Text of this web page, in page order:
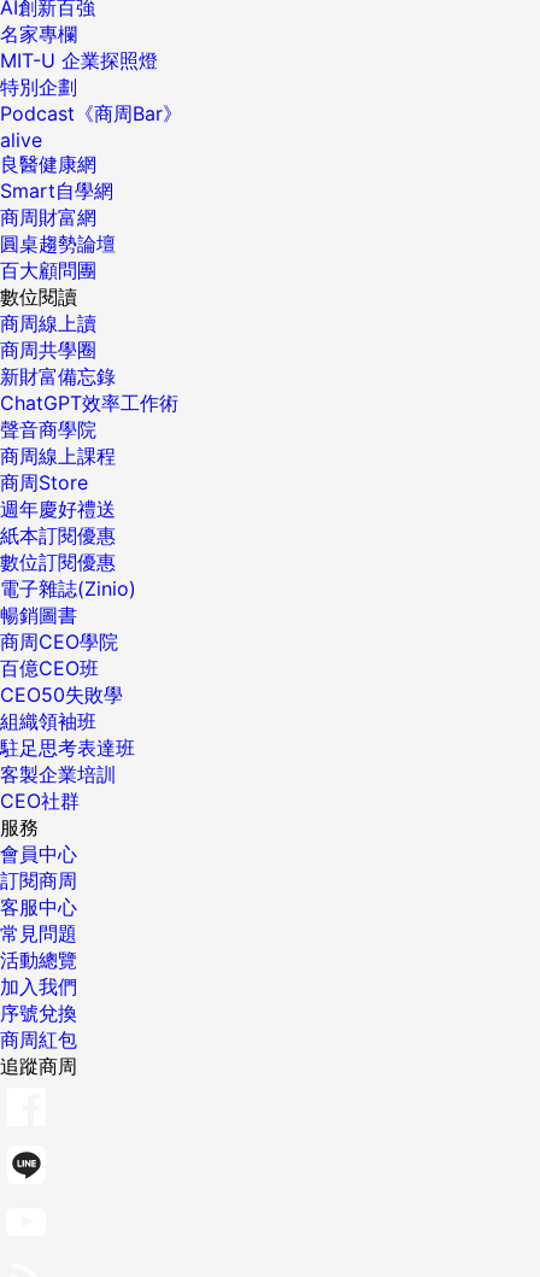
AI創新百強
名家專欄
MIT-U 企業探照燈
特別企劃
Podcast《商周Bar》
alive
良醫健康網
Smart自學網
商周財富網
圓桌趨勢論壇
百大顧問團
數位閱讀
商周線上讀
商周共學圈
新財富備忘錄
ChatGPT效率工作術
聲音商學院
商周線上課程
商周Store
週年慶好禮送
紙本訂閱優惠
數位訂閱優惠
電子雜誌(Zinio)
暢銷圖書
商周CEO學院
百億CEO班
CEO50失敗學
組織領袖班
駐足思考表達班
客製企業培訓
CEO社群
服務
會員中心
訂閱商周
客服中心
常見問題
活動總覽
加入我們
序號兌換
商周紅包
追蹤商周